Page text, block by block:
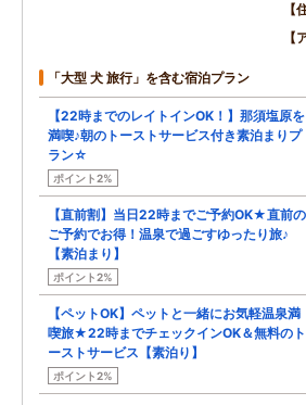
「大型 犬 旅行」を含む宿泊プラン
【22時までのレイトインOK！】那須塩原を
満喫♪朝のトーストサービス付き素泊まりプ
ラン☆
ポイント2%
【直前割】当日22時までご予約OK★直前の
ご予約でお得！温泉で過ごすゆったり旅♪
【素泊まり】
ポイント2%
【ペットOK】ペットと一緒にお気軽温泉満
喫旅★22時までチェックインOK＆無料のト
ーストサービス【素泊り】
ポイント2%